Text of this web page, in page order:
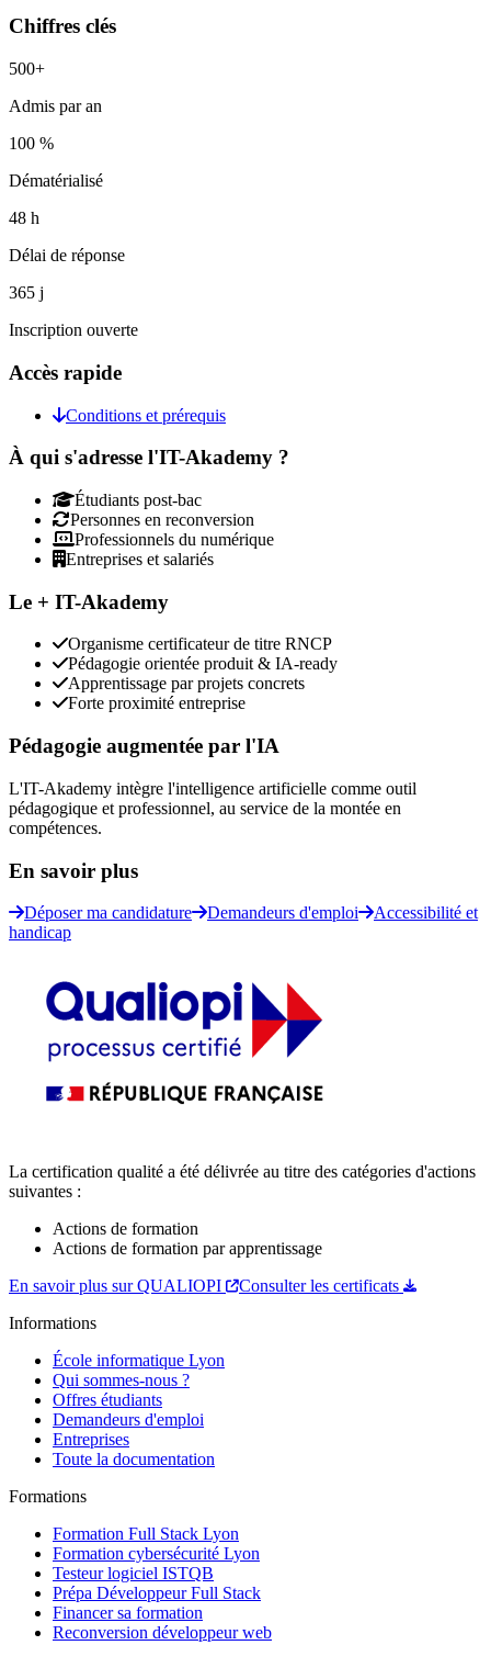
Chiffres clés
500+
Admis par an
100 %
Dématérialisé
48 h
Délai de réponse
365 j
Inscription ouverte
Accès rapide
Conditions et prérequis
À qui s'adresse l'IT-Akademy ?
Étudiants post-bac
Personnes en reconversion
Professionnels du numérique
Entreprises et salariés
Le + IT-Akademy
Organisme certificateur de titre RNCP
Pédagogie orientée produit & IA-ready
Apprentissage par projets concrets
Forte proximité entreprise
Pédagogie augmentée par l'IA
L'IT-Akademy intègre l'intelligence artificielle comme outil
pédagogique et professionnel, au service de la montée en
compétences.
En savoir plus
Déposer ma candidature Demandeurs d'emploi
Accessibilité et
handicap
La certification qualité a été délivrée au titre des catégories d'actions
suivantes :
Actions de formation
Actions de formation par apprentissage
En savoir plus sur QUALIOPI
Consulter les certificats
Informations
École informatique Lyon
Qui sommes-nous ?
Offres étudiants
Demandeurs d'emploi
Entreprises
Toute la documentation
Formations
Formation Full Stack Lyon
Formation cybersécurité Lyon
Testeur logiciel ISTQB
Prépa Développeur Full Stack
Financer sa formation
Reconversion développeur web